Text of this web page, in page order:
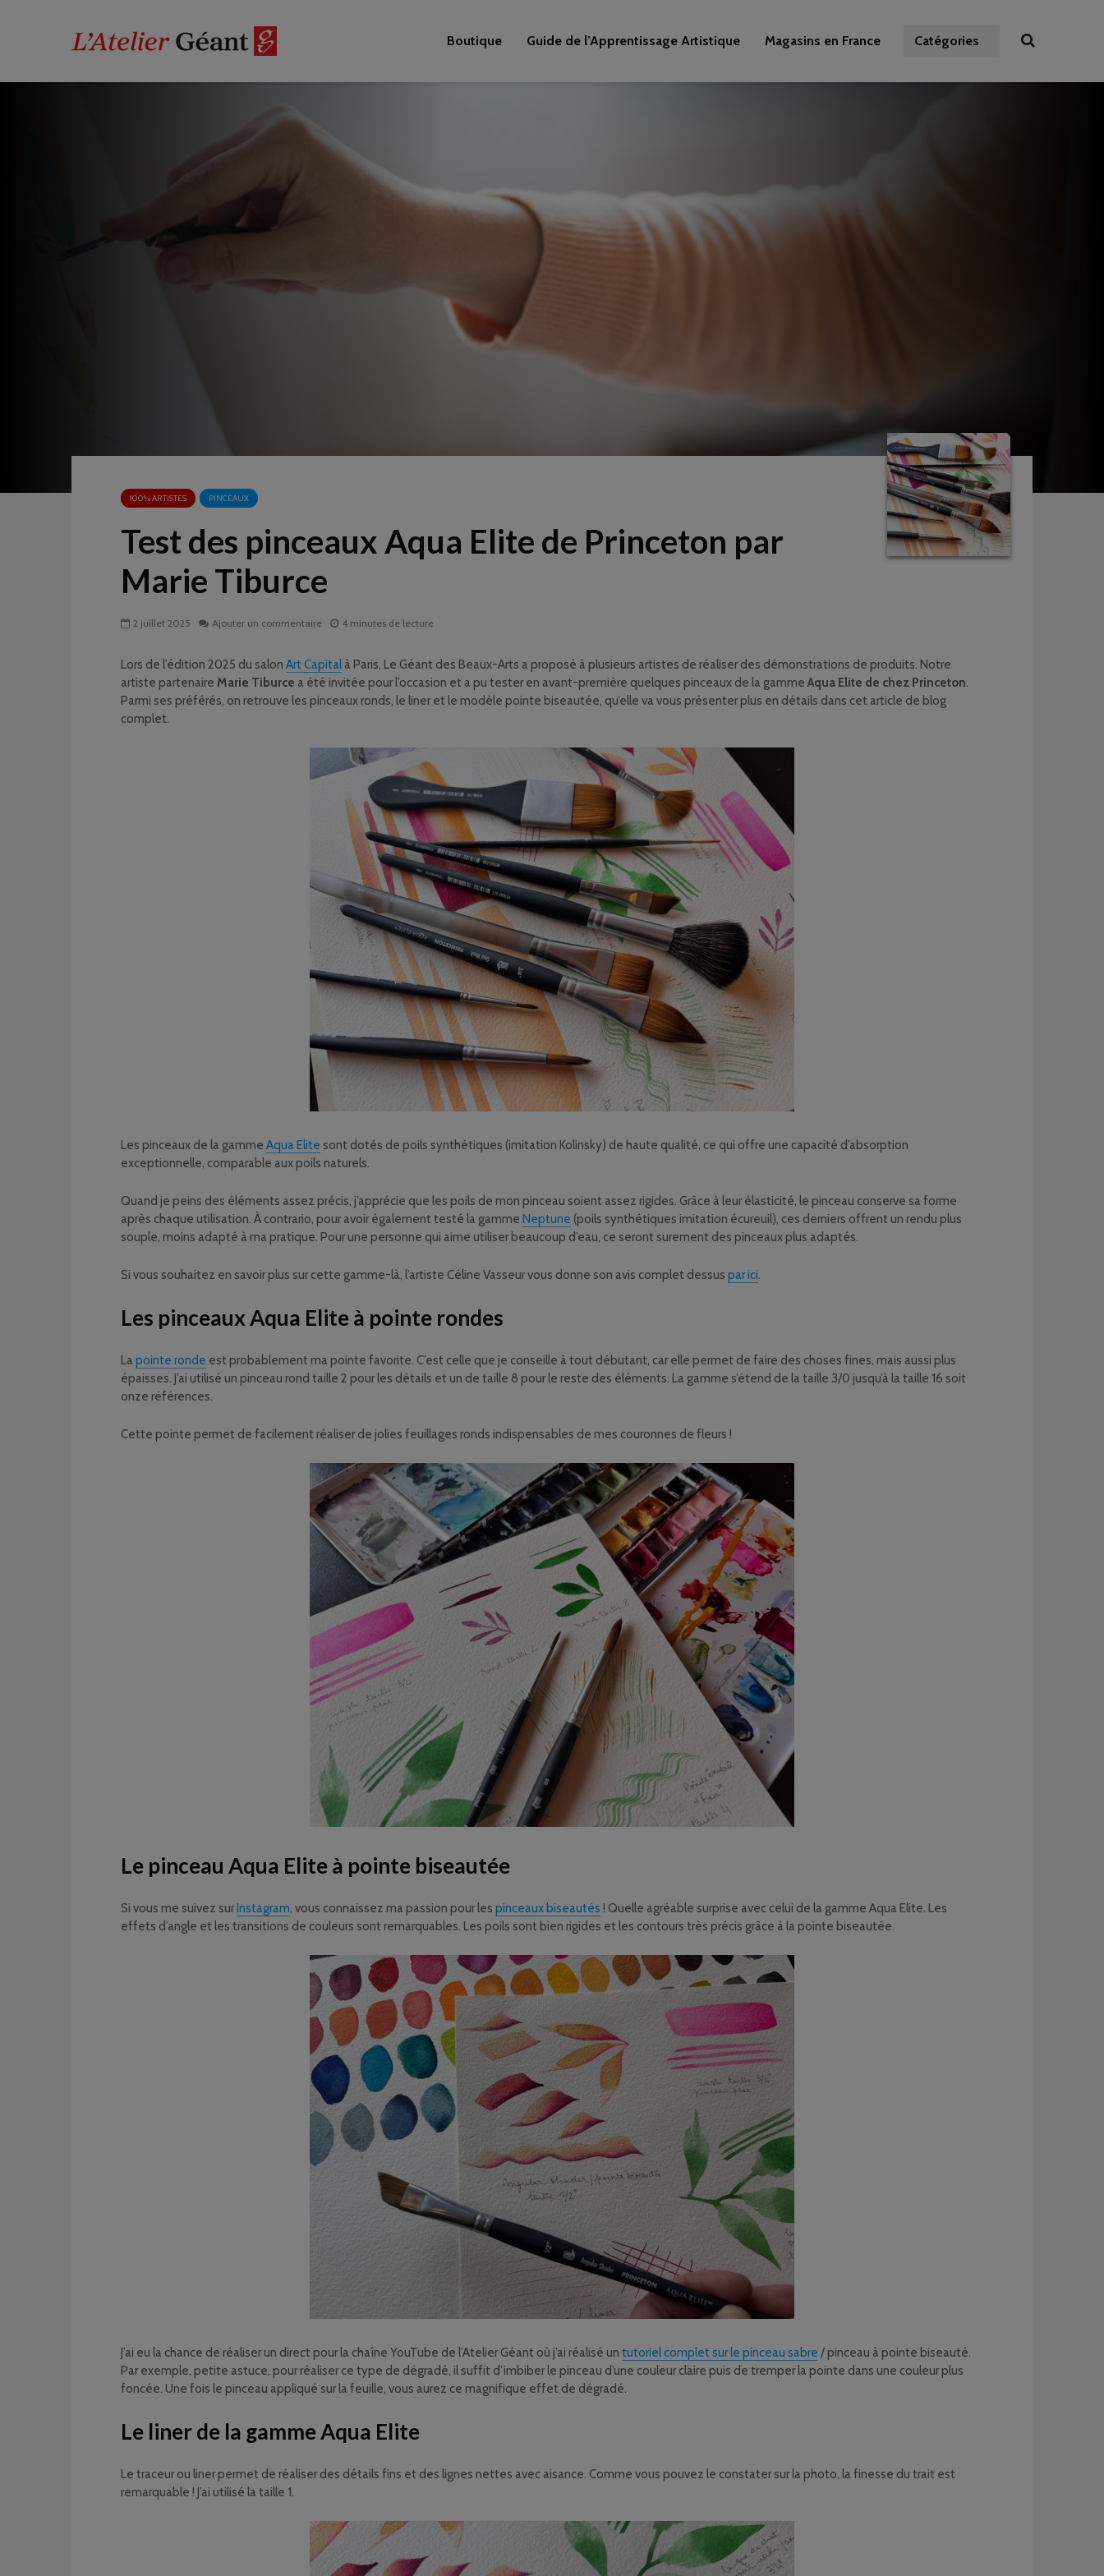
Boutique Guide de l’Apprentissage Artistique Magasins en France Catégories
100% ARTISTES PINCEAUX
Test des pinceaux Aqua Elite de Princeton par
Marie Tiburce
2 juillet 2025 Ajouter un commentaire 4 minutes de lecture
Lors de l’édition 2025 du salon Art Capital à Paris, Le Géant des Beaux-Arts a proposé à plusieurs artistes de réaliser des démonstrations de produits. Notre
artiste partenaire Marie Tiburce a été invitée pour l’occasion et a pu tester en avant-première quelques pinceaux de la gamme Aqua Elite de chez Princeton.
Parmi ses préférés, on retrouve les pinceaux ronds, le liner et le modèle pointe biseautée, qu’elle va vous présenter plus en détails dans cet article de blog
complet.
Les pinceaux de la gamme Aqua Elite sont dotés de poils synthétiques (imitation Kolinsky) de haute qualité, ce qui offre une capacité d’absorption
exceptionnelle, comparable aux poils naturels.
Quand je peins des éléments assez précis, j’apprécie que les poils de mon pinceau soient assez rigides. Grâce à leur élasticité, le pinceau conserve sa forme
après chaque utilisation. À contrario, pour avoir également testé la gamme Neptune (poils synthétiques imitation écureuil), ces derniers offrent un rendu plus
souple, moins adapté à ma pratique. Pour une personne qui aime utiliser beaucoup d’eau, ce seront surement des pinceaux plus adaptés.
Si vous souhaitez en savoir plus sur cette gamme-là, l’artiste Céline Vasseur vous donne son avis complet dessus par ici.
Les pinceaux Aqua Elite à pointe rondes
La pointe ronde est probablement ma pointe favorite. C’est celle que je conseille à tout débutant, car elle permet de faire des choses fines, mais aussi plus
épaisses. J’ai utilisé un pinceau rond taille 2 pour les détails et un de taille 8 pour le reste des éléments. La gamme s’étend de la taille 3/0 jusqu’à la taille 16 soit
onze références.
Cette pointe permet de facilement réaliser de jolies feuillages ronds indispensables de mes couronnes de fleurs !
Le pinceau Aqua Elite à pointe biseautée
Si vous me suivez surInstagram, vous connaissez ma passion pour les pinceaux biseautés ! Quelle agréable surprise avec celui de la gamme Aqua Elite. Les
effets d’angle et les transitions de couleurs sont remarquables. Les poils sont bien rigides et les contours très précis grâce à la pointe biseautée.
J’ai eu la chance de réaliser un direct pour la chaîne YouTube de l’Atelier Géant où j’ai réalisé un tutoriel complet sur le pinceau sabre / pinceau à pointe biseauté.
Par exemple, petite astuce, pour réaliser ce type de dégradé, il suffit d’imbiber le pinceau d’une couleur claire puis de tremper la pointe dans une couleur plus
foncée. Une fois le pinceau appliqué sur la feuille, vous aurez ce magnifique effet de dégradé.
Le liner de la gamme Aqua Elite
Le traceur ou liner permet de réaliser des détails fins et des lignes nettes avec aisance. Comme vous pouvez le constater sur la photo, la finesse du trait est
remarquable ! J’ai utilisé la taille 1.